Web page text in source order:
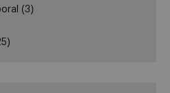
(3)